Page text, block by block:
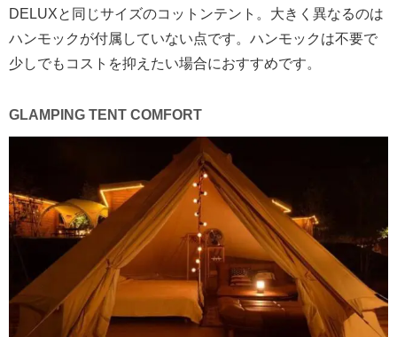
DELUXと同じサイズのコットンテント。大きく異なるのは
ハンモックが付属していない点です。ハンモックは不要で
少しでもコストを抑えたい場合におすすめです。
GLAMPING TENT COMFORT